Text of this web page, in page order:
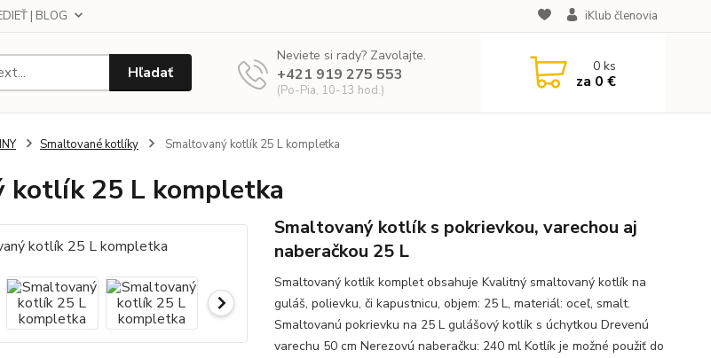
| BLOG iKlub členovia
Hľadať
Neviete si rady? Zavolajte.
+421 919 275 553
(Po-Pia, 10-13 hod.)
0ks
za 0 €
Smaltované kotlíky Smaltovaný kotlík 25 L kompletka
kotlík 25 L kompletka
Smaltovaný kotlík s pokrievkou, varechou aj
naberačkou 25 L
Smaltovaný kotlík komplet obsahuje Kvalitný smaltovaný kotlík na
guláš, polievku, či kapustnicu, objem: 25 L, materiál: oceľ, smalt.
Smaltovanú pokrievku na 25 L gulášový kotlík s úchytkou Drevenú
varechu 50 cm Nerezovú naberačku: 240 ml Kotlík je možné použiť do